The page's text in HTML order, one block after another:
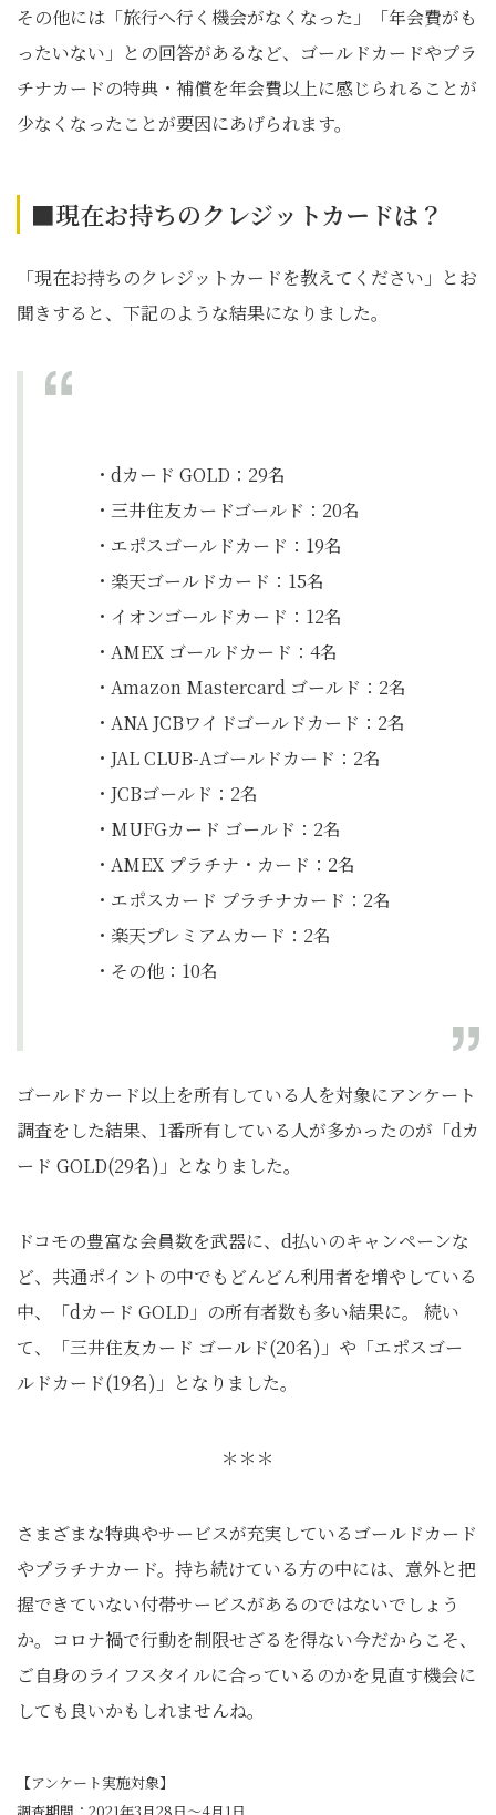
その他には「旅行へ行く機会がなくなった」「年会費がも
ったいない」との回答があるなど、ゴールドカードやプラ
チナカードの特典・補償を年会費以上に感じられることが
少なくなったことが要因にあげられます。
■現在お持ちのクレジットカードは？
「現在お持ちのクレジットカードを教えてください」とお
聞きすると、下記のような結果になりました。
・dカード GOLD：29名
・三井住友カードゴールド：20名
・エポスゴールドカード：19名
・楽天ゴールドカード：15名
・イオンゴールドカード：12名
・AMEX ゴールドカード：4名
・Amazon Mastercard ゴールド：2名
・ANA JCBワイドゴールドカード：2名
・JAL CLUB-Aゴールドカード：2名
・JCBゴールド：2名
・MUFGカード ゴールド：2名
・AMEX プラチナ・カード：2名
・エポスカード プラチナカード：2名
・楽天プレミアムカード：2名
・その他：10名
ゴールドカード以上を所有している人を対象にアンケート
調査をした結果、1番所有している人が多かったのが「dカ
ード GOLD(29名)」となりました。
ドコモの豊富な会員数を武器に、d払いのキャンペーンな
ど、共通ポイントの中でもどんどん利用者を増やしている
中、「dカード GOLD」の所有者数も多い結果に。 続い
て、「三井住友カード ゴールド(20名)」や「エポスゴー
ルドカード(19名)」となりました。
＊＊＊
さまざまな特典やサービスが充実しているゴールドカード
やプラチナカード。持ち続けている方の中には、意外と把
握できていない付帯サービスがあるのではないでしょう
か。コロナ禍で行動を制限せざるを得ない今だからこそ、
ご自身のライフスタイルに合っているのかを見直す機会に
しても良いかもしれませんね。
【アンケート実施対象】